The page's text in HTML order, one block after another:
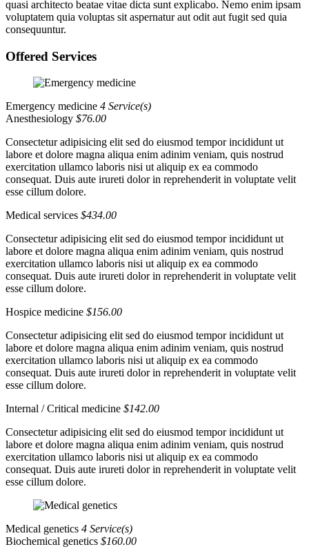
quasi architecto beatae vitae dicta sunt explicabo. Nemo enim ipsam
voluptatem quia voluptas sit aspernatur aut odit aut fugit sed quia
consequuntur.
Offered Services
Emergency medicine 4 Service(s)
Anesthesiology $76.00
Consectetur adipisicing elit sed do eiusmod tempor incididunt ut
labore et dolore magna aliqua enim adinim veniam, quis nostrud
exercitation ullamco laboris nisi ut aliquip ex ea commodo
consequat. Duis aute irureti dolor in reprehenderit in voluptate velit
esse cillum dolore.
Medical services $434.00
Consectetur adipisicing elit sed do eiusmod tempor incididunt ut
labore et dolore magna aliqua enim adinim veniam, quis nostrud
exercitation ullamco laboris nisi ut aliquip ex ea commodo
consequat. Duis aute irureti dolor in reprehenderit in voluptate velit
esse cillum dolore.
Hospice medicine $156.00
Consectetur adipisicing elit sed do eiusmod tempor incididunt ut
labore et dolore magna aliqua enim adinim veniam, quis nostrud
exercitation ullamco laboris nisi ut aliquip ex ea commodo
consequat. Duis aute irureti dolor in reprehenderit in voluptate velit
esse cillum dolore.
Internal / Critical medicine $142.00
Consectetur adipisicing elit sed do eiusmod tempor incididunt ut
labore et dolore magna aliqua enim adinim veniam, quis nostrud
exercitation ullamco laboris nisi ut aliquip ex ea commodo
consequat. Duis aute irureti dolor in reprehenderit in voluptate velit
esse cillum dolore.
Medical genetics 4 Service(s)
Biochemical genetics $160.00